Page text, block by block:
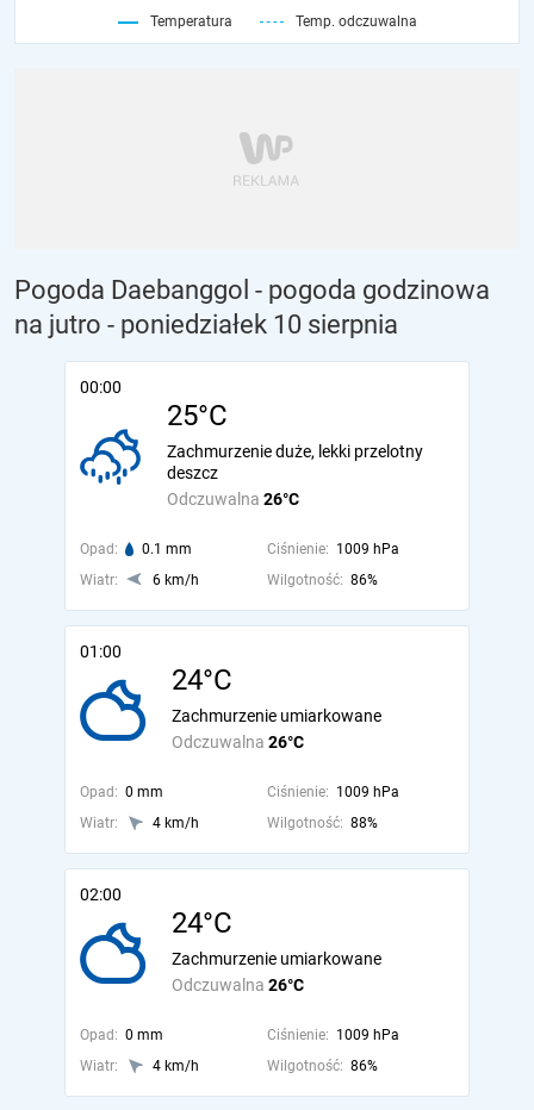
Temperatura Temp. odczuwalna
Pogoda Daebanggol - pogoda godzinowa
na jutro - poniedziałek 10 sierpnia
00:00
25°C
Odczuwalna 26°C
Zachmurzenie duże, lekki przelotny
deszcz
Opad: 0.1 mm Ciśnienie: 1009 hPa
Wiatr:
6 km/h Wilgotność: 86%
01:00
24°C
Odczuwalna 26°C
Zachmurzenie umiarkowane
Opad: 0 mm Ciśnienie: 1009 hPa
Wiatr:
4 km/h Wilgotność: 88%
02:00
24°C
Odczuwalna 26°C
Zachmurzenie umiarkowane
Opad: 0 mm Ciśnienie: 1009 hPa
Wiatr:
4 km/h Wilgotność: 86%